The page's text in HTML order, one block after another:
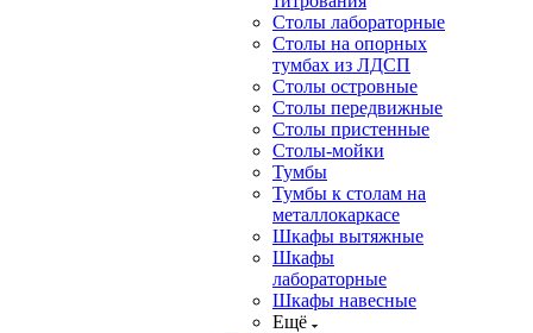
Столы лабораторные
Столы на опорных
тумбах из ЛДСП
Столы островные
Столы передвижные
Столы пристенные
Столы-мойки
Тумбы
Тумбы к столам на
металлокаркасе
Шкафы вытяжные
Шкафы
лабораторные
Шкафы навесные
Ещё